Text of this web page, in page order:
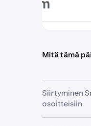
Mitä tämä
Siirtyminen
osoitteisiin